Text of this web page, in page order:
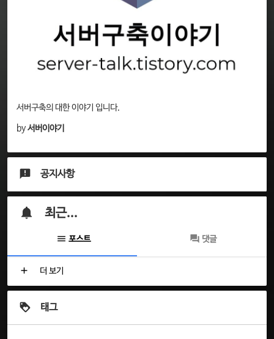
서버구축의 대한 이야기 입니다.
by서버이야기
공지사항
최근...
포스트 댓글
더 보기
태그